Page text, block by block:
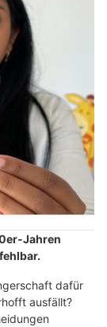
Jahren
dafür
ausfällt?